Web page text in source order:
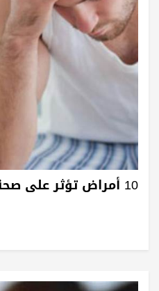
10 أمراض تؤثر على صحة الرجل الجنسية